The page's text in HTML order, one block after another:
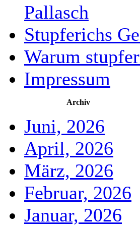
Pallasch
Stupferichs
Warum
Impressum
Archiv
Juni, 2026
April, 2026
März, 2026
Februar, 2026
Januar, 2026